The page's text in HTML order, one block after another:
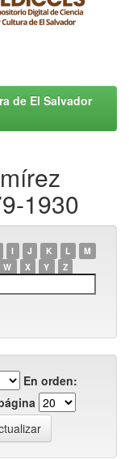
de El Salvador
1930
I J K L
M
W X Y Z
En orden: